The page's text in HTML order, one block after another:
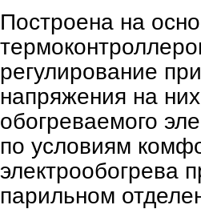
Построена на
регулирование
напряжения на
обогреваемого
по условиям
электрообогрева
парильном